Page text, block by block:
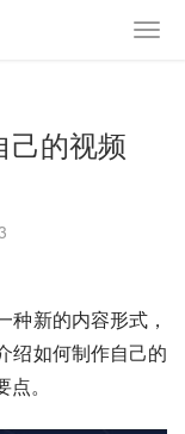
己的视频
新的内容形式，
绍如何制作自己的
。